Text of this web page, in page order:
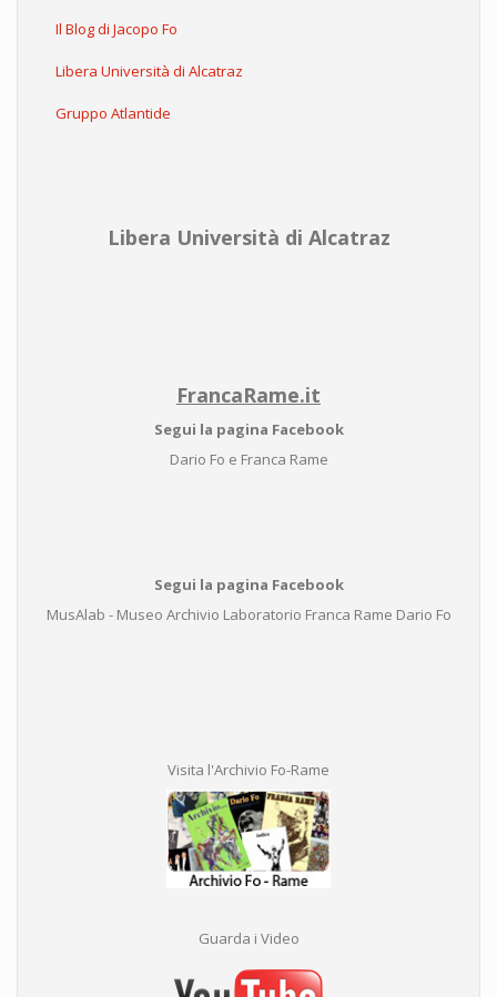
Il Blog di Jacopo Fo
Libera Università di Alcatraz
Gruppo Atlantide
Libera Università di Alcatraz
FrancaRame.it
Segui la pagina Facebook
Dario Fo e Franca Rame
Segui la pagina Facebook
MusAlab - Museo Archivio Laboratorio Franca Rame Dario Fo
Visita l'Archivio Fo-Rame
Guarda i Video